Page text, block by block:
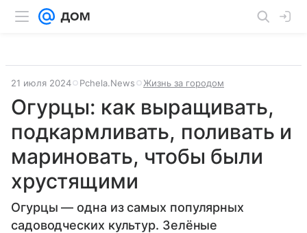
21 июля 2024 Pchela.News Жизнь за городом
Огурцы: как выращивать,
подкармливать, поливать и
мариновать, чтобы были
хрустящими
Огурцы — одна из самых популярных
садоводческих культур. Зелёные